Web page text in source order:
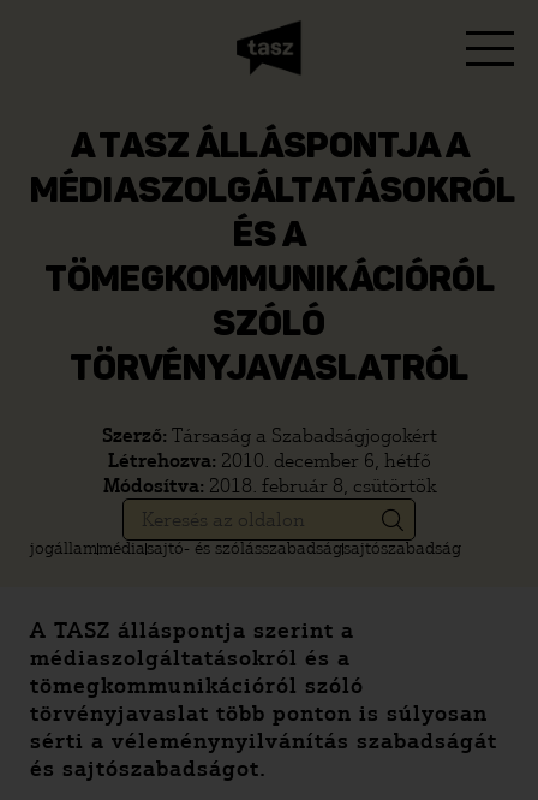
A TASZ ÁLLÁSPONTJA A
MÉDIASZOLGÁLTATÁSOKRÓL
ÉS A
TÖMEGKOMMUNIKÁCIÓRÓL
SZÓLÓ
TÖRVÉNYJAVASLATRÓL
Szerző: Társaság a Szabadságjogokért
Létrehozva: 2010. december 6, hétfő
Módosítva: 2018. február 8, csütörtök
jogállammédiasajtó- és szólásszabadságsajtószabadság
A TASZ álláspontja szerint a
médiaszolgáltatásokról és a
tömegkommunikációról szóló
törvényjavaslat több ponton is súlyosan
sérti a véleménynyilvánítás szabadságát
és sajtószabadságot.